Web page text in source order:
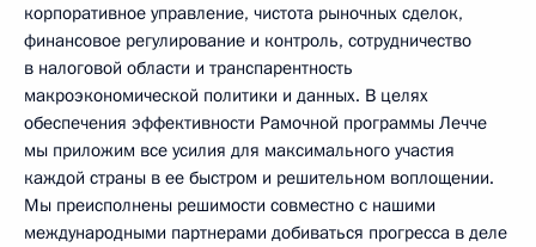
корпоративное управление, чистота рыночных сделок,
финансовое регулирование и контроль, сотрудничество
в налоговой области и транспарентность
макроэкономической политики и данных. В целях
обеспечения эффективности Рамочной программы Лечче
мы приложим все усилия для максимального участия
каждой страны в ее быстром и решительном воплощении.
Мы преисполнены решимости совместно с нашими
международными партнерами добиваться прогресса в деле